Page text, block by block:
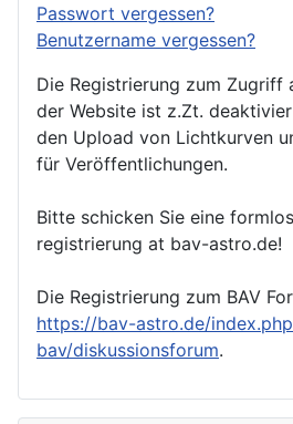
Passwort vergessen?
Benutzername vergessen?
Die Registrierung zum Zugriff
der Website ist z.Zt.
den Upload von Lichtkurven
für Veröffentlichungen.
Bitte schicken Sie eine
registrierung at bav-astro.de!
Die Registrierung zum BAV
https://bav-astro.de/
bav/diskussionsforum.